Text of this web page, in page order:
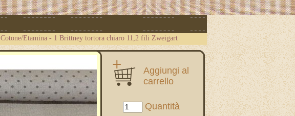
Cotone/Etamina - 1 Brittney tortora chiaro 11,2 fili Zweigart
Aggiungi al
carrello
Quantità